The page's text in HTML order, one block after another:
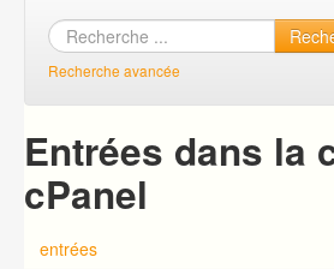
Recherche avancée
Entrées dans la
cPanel
entrées